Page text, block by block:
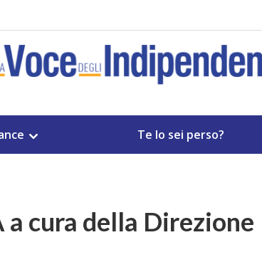
Te lo sei perso?
cura della Direzione